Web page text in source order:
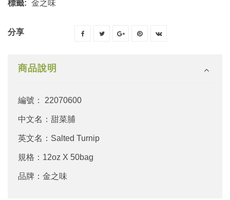
標籤: 金之味
分享
商品說明
編號： 22070600
中文名：甜菜脯
英文名：Salted Turnip
規格：12oz X 50bag
品牌：金之味